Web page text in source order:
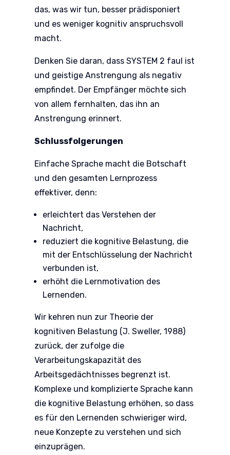
das, was wir tun, besser prädisponiert
und es weniger kognitiv anspruchsvoll
macht.
Denken Sie daran, dass SYSTEM 2 faul ist
und geistige Anstrengung als negativ
empfindet. Der Empfänger möchte sich
von allem fernhalten, das ihn an
Anstrengung erinnert.
Schlussfolgerungen
Einfache Sprache macht die Botschaft
und den gesamten Lernprozess
effektiver, denn:
erleichtert das Verstehen der
Nachricht,
reduziert die kognitive Belastung, die
mit der Entschlüsselung der Nachricht
verbunden ist,
erhöht die Lernmotivation des
Lernenden.
Wir kehren nun zur Theorie der
kognitiven Belastung (J. Sweller, 1988)
zurück, der zufolge die
Verarbeitungskapazität des
Arbeitsgedächtnisses begrenzt ist.
Komplexe und komplizierte Sprache kann
die kognitive Belastung erhöhen, so dass
es für den Lernenden schwieriger wird,
neue Konzepte zu verstehen und sich
einzuprägen.